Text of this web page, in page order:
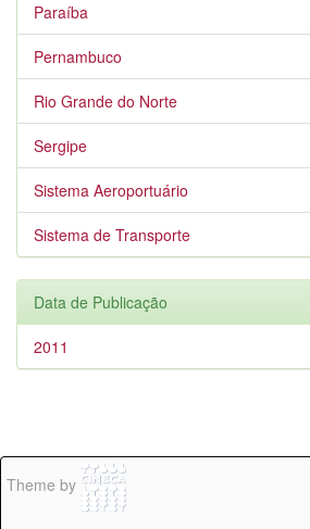
Paraíba
Pernambuco
Rio Grande do Norte
Sergipe
Sistema Aeroportuário
Sistema de Transporte
Data de Publicação
2011
Theme by